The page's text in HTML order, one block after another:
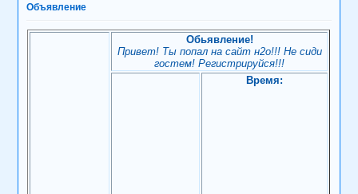
Объявление
Обьявление!
Привет! Ты попал на сайт н2о!!! Не сиди
гостем! Регистрируйся!!!
Время: